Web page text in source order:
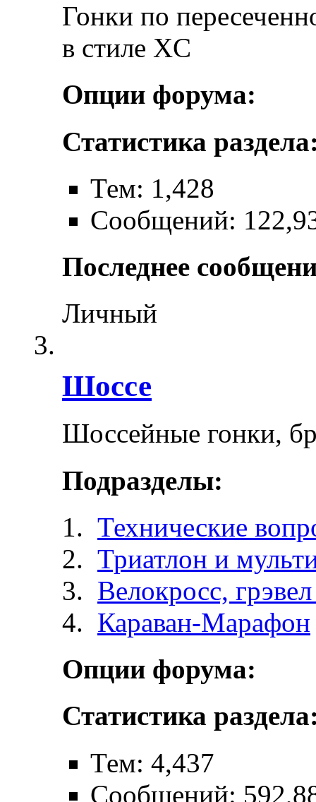
Гонки по
в стиле XC
Опции форума:
Статистика
Тем: 1,428
Сообщений:
Последнее
Личный
Шоссе
Шоссейные гонки,
Подразделы:
Технические
Триатлон и
Велокросc,
Караван-Марафон
Опции форума:
Статистика
Тем: 4,437
Сообщений: